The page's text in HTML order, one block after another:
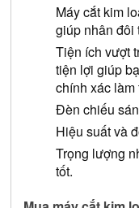
Máy cắt kim
giúp nhân đôi
Tiện ích vượt
tiện lợi giúp
chính xác
Đèn chiếu
Hiệu suất và
Trọng lượng
tốt.